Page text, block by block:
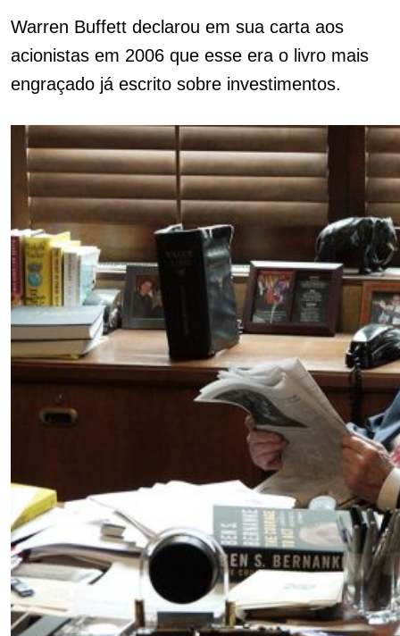
Warren Buffett declarou em sua carta aos
acionistas em 2006 que esse era o livro mais
engraçado já escrito sobre investimentos.